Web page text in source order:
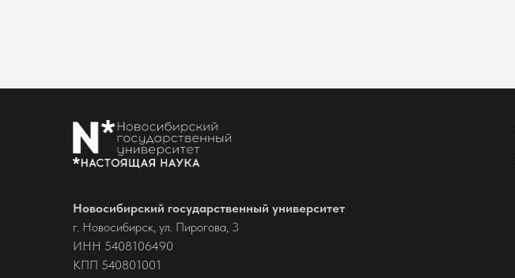
Новосибирский государственный университет
г. Новосибирск, ул. Пирогова, 3
ИНН 5408106490
КПП 540801001